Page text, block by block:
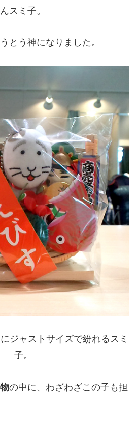
スミ子。
とう神になりました。
ジャストサイズで紛れるスミ
子。
の中に、わざわざこの子も担